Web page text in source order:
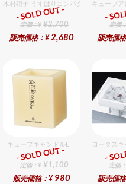
木村硝子 うすはりコンパクト270cc オ
ギフト
定価：¥ ¥2,700
販売価格：¥ 2,680
- SOLD OUT -
キューブ
定価
販売価
-
キューブキャンドルL
ギフト
定価：¥ ¥1,100
販売価格：¥ 980
- SOLD OUT -
ロータス
定価
販売価
-